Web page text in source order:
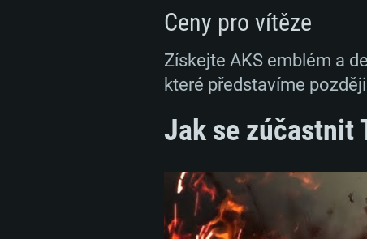
Ceny pro vítěze
Získejte AKS emblém a
které představíme
Jak se zúčastnit